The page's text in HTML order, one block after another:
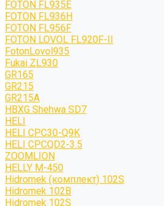
FOTON FL935E
FOTON FL936H
FOTON FL956F
FOTON LOVOL FL920F-II
FotonLovol935
Fukai ZL930
GR165
GR215
GR215A
HBXG Shehwa SD7
HELI
HELI CPC30-Q9K
HELI CPCQD2-3.5
ZOOMLION
HELLY M-450
Hidromek (комплект) 102S
Hidromek 102B
Hidromek 102S